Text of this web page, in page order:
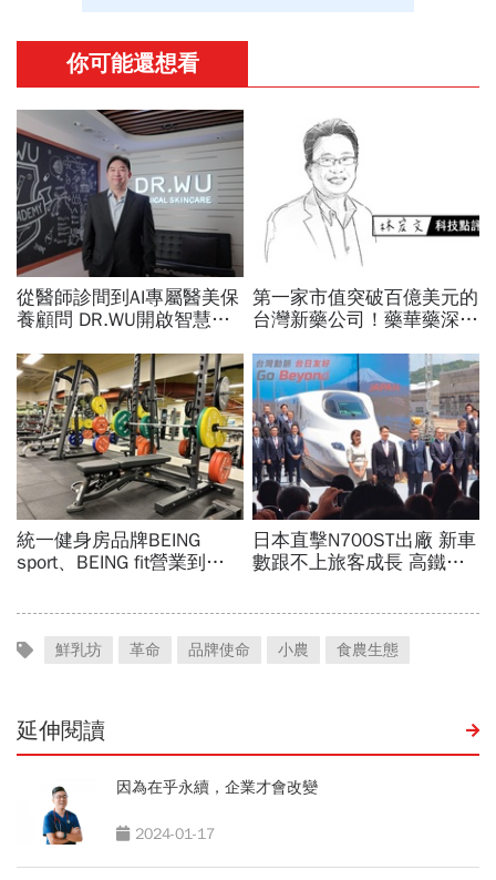
鮮乳坊 革命 品牌使命 小農 食農生態
延伸閱讀
因為在乎永續，企業才會改變
2024-01-17